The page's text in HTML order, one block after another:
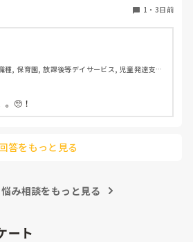
1 ・ 3日前
種, 保育園, 放課後等デイサービス, 児童発達支援
。🥺！
答をもっと見る
み相談をもっと見る
ート